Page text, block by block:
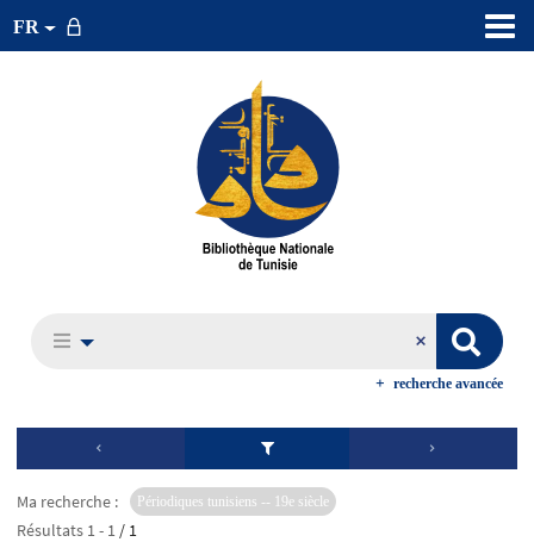
FR
recherche avancée
Ma recherche : Périodiques tunisiens -- 19e siècle
Résultats 1 - 1 / 1